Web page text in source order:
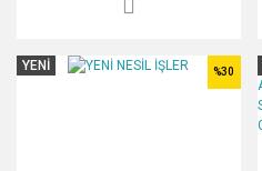
YENİ %30